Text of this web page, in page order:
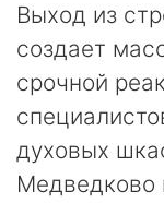
Выход из
создает
срочной
духовых
Медведково